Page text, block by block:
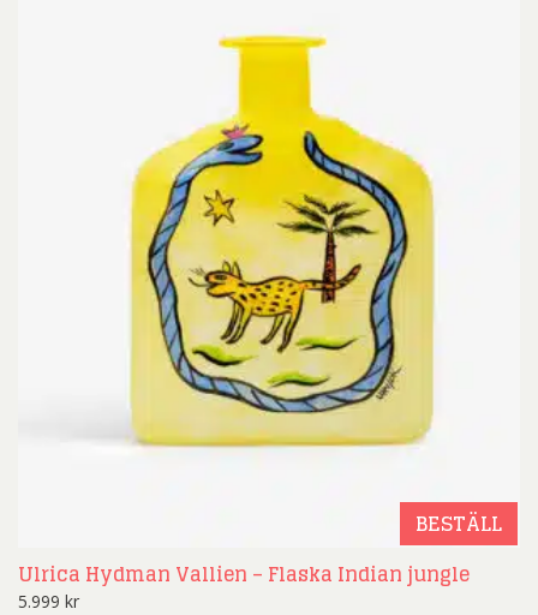
BESTÄLL
Ulrica Hydman Vallien – Flaska Indian jungle
5.999 kr